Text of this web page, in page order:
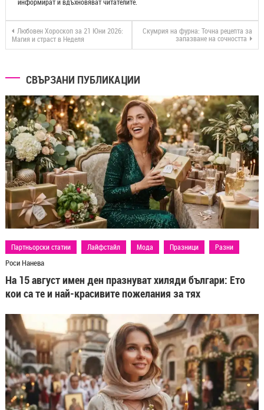
информират и вдъхновяват читателите.
Любовен Хороскоп за 21 Юни 2026:
Магия и страст в Неделя
Скумрия на фурна: Точна рецепта за
запазване на сочността
СВЪРЗАНИ ПУБЛИКАЦИИ
Партньорски статии Лайфстайл Мода Празници Разни
Роси Нанева
На 15 август имен ден празнуват хиляди българи: Ето
кои са те и най-красивите пожелания за тях